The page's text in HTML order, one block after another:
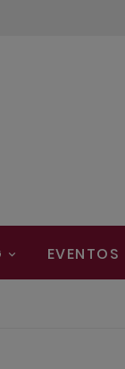
EVENTOS